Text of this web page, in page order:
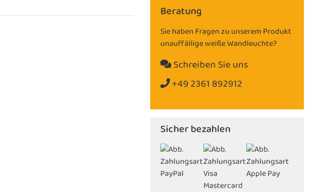
Beratung
Sie haben Fragen zu unserem Produkt
unauffällige weiße Wandleuchte?
Schreiben Sie uns
+49 2361 892912
Sicher bezahlen